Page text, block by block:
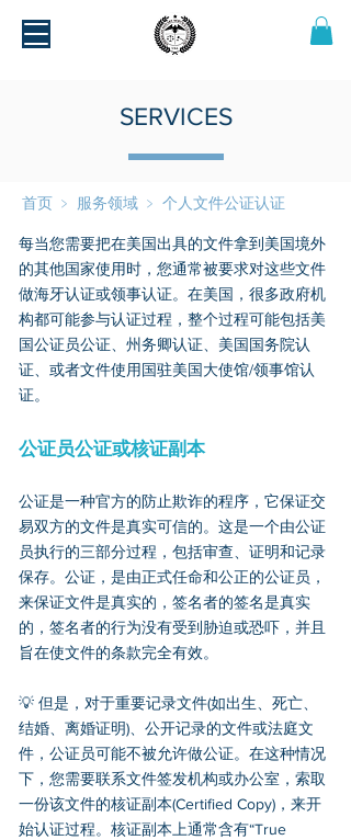
SERVICES
首页 ﹥ 服务领域 ﹥ 个人文件公证认证
每当您需要把在美国出具的文件拿到美国境外
的其他国家使用时，您通常被要求对这些文件
做海牙认证或领事认证。在美国，很多政府机
构都可能参与认证过程，整个过程可能包括美
国公证员公证、州务卿认证、美国国务院认
证、或者文件使用国驻美国大使馆/领事馆认
证。
公证员公证或核证副本
公证是一种官方的防止欺诈的程序，它保证交
易双方的文件是真实可信的。这是一个由公证
员执行的三部分过程，包括审查、证明和记录
保存。公证，是由正式任命和公正的公证员，
来保证文件是真实的，签名者的签名是真实
的，签名者的行为没有受到胁迫或恐吓，并且
旨在使文件的条款完全有效。
💡 但是，对于重要记录文件(如出生、死亡、
结婚、离婚证明)、公开记录的文件或法庭文
件，公证员可能不被允许做公证。在这种情况
下，您需要联系文件签发机构或办公室，索取
一份该文件的核证副本(Certified Copy)，来开
始认证过程。核证副本上通常含有“True